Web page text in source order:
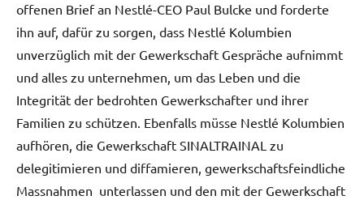
offenen Brief an Nestlé-CEO Paul Bulcke und forderte
ihn auf, dafür zu sorgen, dass Nestlé Kolumbien
unverzüglich mit der Gewerkschaft Gespräche aufnimmt
und alles zu unternehmen, um das Leben und die
Integrität der bedrohten Gewerkschafter und ihrer
Familien zu schützen. Ebenfalls müsse Nestlé Kolumbien
aufhören, die Gewerkschaft SINALTRAINAL zu
delegitimieren und diffamieren, gewerkschaftsfeindliche
Massnahmen unterlassen und den mit der Gewerkschaft